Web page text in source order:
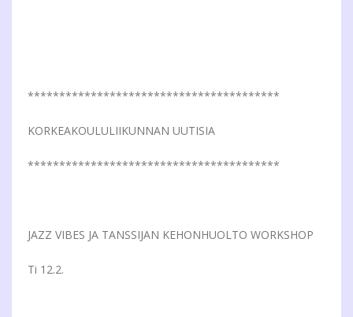
****************************************
KORKEAKOULULIIKUNNAN UUTISIA
****************************************
JAZZ VIBES JA TANSSIJAN KEHONHUOLTO WORKSHOP
Ti 12.2.